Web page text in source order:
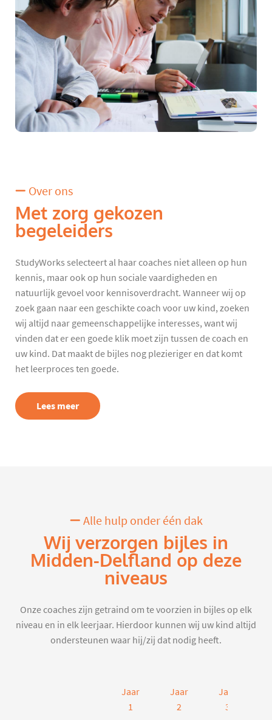
Over ons
Met zorg gekozen
begeleiders
StudyWorks selecteert al haar coaches niet alleen op hun
kennis, maar ook op hun sociale vaardigheden en
natuurlijk gevoel voor kennisoverdracht. Wanneer wij op
zoek gaan naar een geschikte coach voor uw kind, zoeken
wij altijd naar gemeenschappelijke interesses, want wij
vinden dat er een goede klik moet zijn tussen de coach en
uw kind. Dat maakt de bijles nog plezieriger en dat komt
het leerproces ten goede.
Lees meer
Alle hulp onder één dak
Wij verzorgen bijles in
Midden-Delfland op deze
niveaus
Onze coaches zijn getraind om te voorzien in bijles op elk
niveau en in elk leerjaar. Hierdoor kunnen wij uw kind altijd
ondersteunen waar hij/zij dat nodig heeft.
Jaar
1
Jaar
2
Jaar
3